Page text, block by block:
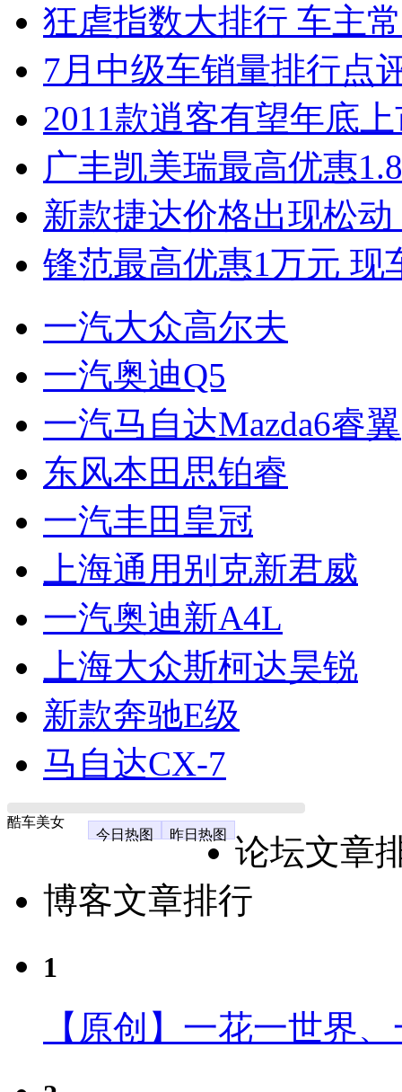
狂虐指数大排行 车主
7月中级车销量排行点
2011款逍客有望年底
广丰凯美瑞最高优惠
新款捷达价格出现松
锋范最高优惠1万元 现
一汽大众高尔夫
一汽奥迪Q5
一汽马自达Mazda6睿翼
东风本田思铂睿
一汽丰田皇冠
上海通用别克新君威
一汽奥迪新A4L
上海大众斯柯达昊锐
新款奔驰E级
马自达CX-7
酷车美女
今日热图
昨日热图
论坛文章
博客文章排行
1
【原创】一花一世界